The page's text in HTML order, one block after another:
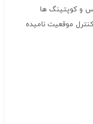
و کوپتینگ ها
موقعیت نامیده